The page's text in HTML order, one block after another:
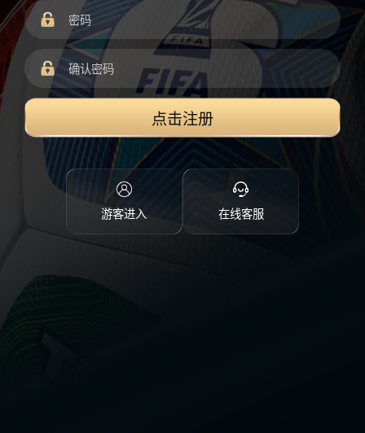
点击注册
游客进入 在线客服